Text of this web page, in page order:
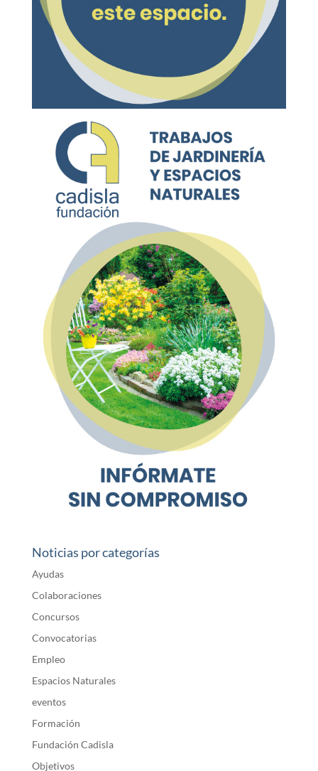
Noticias por categorías
Ayudas
Colaboraciones
Concursos
Convocatorias
Empleo
Espacios Naturales
eventos
Formación
Fundación Cadisla
Objetivos